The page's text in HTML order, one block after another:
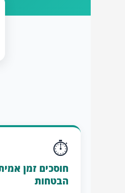
⏱
חוסכים זמן
הבטחות